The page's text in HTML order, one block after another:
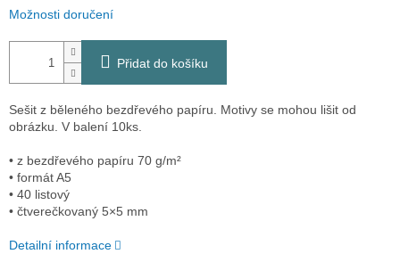
Možnosti doručení
Přidat do košíku
Sešit z běleného bezdřevého papíru. Motivy se mohou lišit od
obrázku. V balení 10ks.
• z bezdřevého papíru 70 g/m²
• formát A5
• 40 listový
• čtverečkovaný 5×5 mm
Detailní informace